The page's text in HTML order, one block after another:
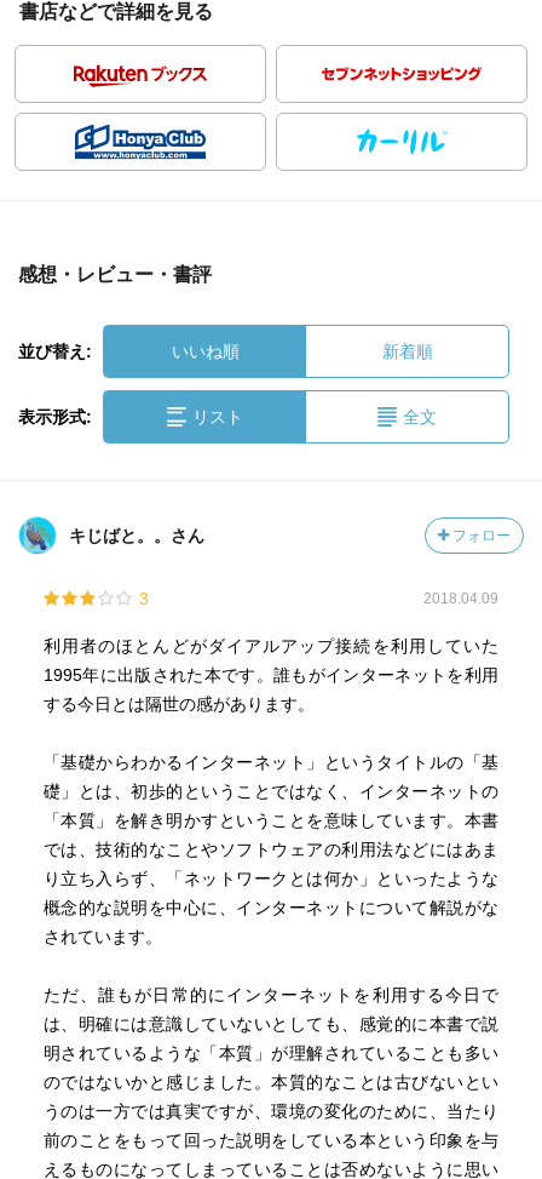
書店などで詳細を見る
感想・レビュー・書評
並び替え: いいね順 新着順
表示形式: リスト 全文
キじばと。。さん フォロー
3 2018.04.09
利用者のほとんどがダイアルアップ接続を利用していた
1995年に出版された本です。誰もがインターネットを利用
する今日とは隔世の感があります。
「基礎からわかるインターネット」というタイトルの「基
礎」とは、初歩的ということではなく、インターネットの
「本質」を解き明かすということを意味しています。本書
では、技術的なことやソフトウェアの利用法などにはあま
り立ち入らず、「ネットワークとは何か」といったような
概念的な説明を中心に、インターネットについて解説がな
されています。
ただ、誰もが日常的にインターネットを利用する今日で
は、明確には意識していないとしても、感覚的に本書で説
明されているような「本質」が理解されていることも多い
のではないかと感じました。本質的なことは古びないとい
うのは一方では真実ですが、環境の変化のために、当たり
前のことをもって回った説明をしている本という印象を与
えるものになってしまっていることは否めないように思い